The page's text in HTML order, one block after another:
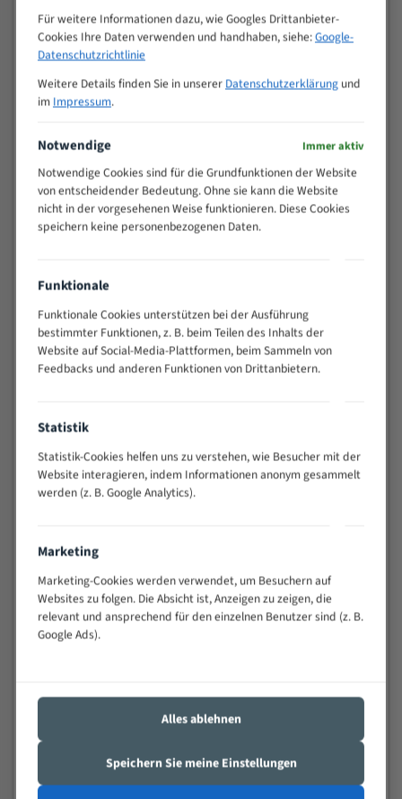
M (mm)
Zoll (ZpZ))
>
25
10/14
15 - 40
8/12
25 - 50
50 - 120
80 - 180
3/4
130 -
350
2/3
150 -
600
> 500
0,75/1,25
Vorteile:
Vielseitiges Bandsägeblatt für verschiedenste
Widerstandsfähig gegen Zahnbruch auch bei
wechselnde Verbindungslängen)
Sehr geringe Vibration
Technische Beschreibung:
Positiver Spanwinkel
Bandkörper aus hochlegiertem Federstahl
Legierte HSS-beschichtete Zahnspitzen
Nichteisenmetalle
Für weitere Informationen dazu, wie Googles Drittanbieter-
Cookies Ihre Daten verwenden und handhaben, siehe:Google-
Datenschutzrichtlinie
Weitere Details finden Sie in unserer Datenschutzerklärungund
im Impressum.
Notwendige Immer aktiv
Notwendige Cookies sind für die Grundfunktionen der Website
von entscheidender Bedeutung. Ohne sie kann die Website
nicht in der vorgesehenen Weise funktionieren. Diese Cookies
speichern keine personenbezogenen Daten.
Funktionale
Funktionale Cookies unterstützen bei der Ausführung
bestimmter Funktionen, z. B. beim Teilen des Inhalts der
Website auf Social-Media-Plattformen, beim Sammeln von
Feedbacks und anderen Funktionen von Drittanbietern.
Statistik
Statistik-Cookies helfen uns zu verstehen, wie Besucher mit der
Website interagieren, indem Informationen anonym gesammelt
werden (z. B. Google Analytics).
Marketing
Marketing-Cookies werden verwendet, um Besuchern auf
Websites zu folgen. Die Absicht ist, Anzeigen zu zeigen, die
relevant und ansprechend für den einzelnen Benutzer sind (z. B.
Google Ads).
Alles ablehnen
Speichern Sie meine Einstellungen